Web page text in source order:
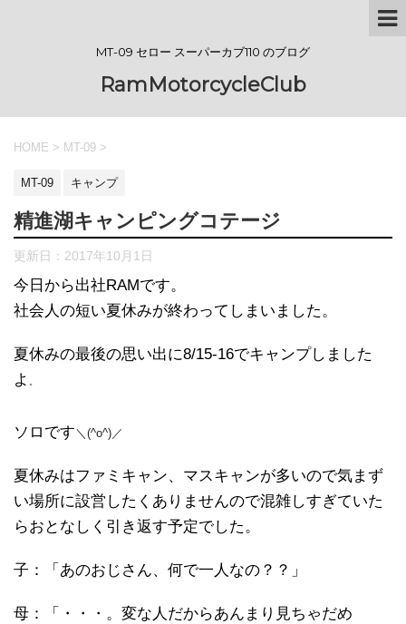
MT-09 セロー スーパーカブ110 のブログ
RamMotorcycleClub
HOME > MT-09 >
MT-09 キャンプ
精進湖キャンピングコテージ
更新日： 2017年10月1日
今日から出社RAMです。
社会人の短い夏休みが終わってしまいました。
夏休みの最後の思い出に8/15-16でキャンプしました
よ
ソロです＼(^o^)／
夏休みはファミキャン、マスキャンが多いので気まず
い場所に設営したくありませんので混雑しすぎていた
らおとなしく引き返す予定でした。
子：「あのおじさん、何で一人なの？？」
母：「・・・。変な人だからあんまり見ちゃだめ